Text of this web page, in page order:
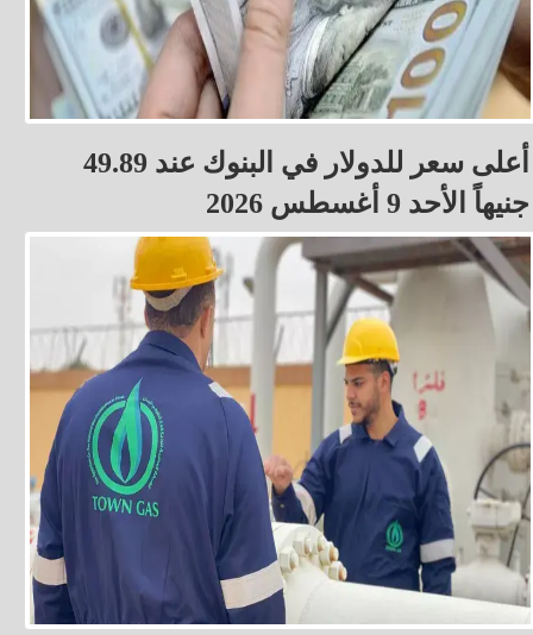
أعلى سعر للدولار في البنوك عند 49.89
جنيهاً الأحد 9 أغسطس 2026